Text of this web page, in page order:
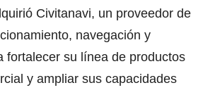
Civitanavi, un proveedor de
navegación y
fortalecer su línea de productos
y ampliar sus capacidades